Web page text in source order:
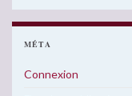
MÉTA
Connexion